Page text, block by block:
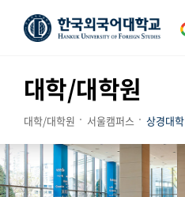
대학/대학원
대학/대학원 서울캠퍼스 상경대학